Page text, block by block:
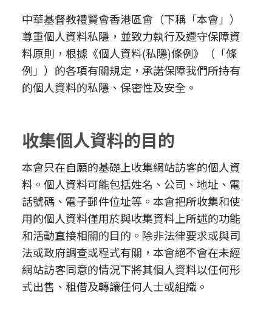
中華基督教禮賢會香港區會（下稱「本會」）
尊重個人資料私隱，並致力執行及遵守保障資
料原則，根據《個人資料(私隱)條例》（「條
例」）的各項有關規定，承諾保障我們所持有
的個人資料的私隱、保密性及安全。
收集個人資料的目的
本會只在自願的基礎上收集網站訪客的個人資
料。個人資料可能包括姓名、公司、地址、電
話號碼、電子郵件位址等。本會把所收集和使
用的個人資料僅用於與收集資料上所述的功能
和活動直接相關的目的。除非法律要求或與司
法或政府調查或程式有關，本會絕不會在未經
網站訪客同意的情況下將其個人資料以任何形
式出售、租借及轉讓任何人士或組織。